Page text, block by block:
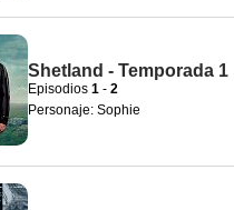
Shetland - Temporada 1
Episodios 1 - 2
Personaje: Sophie